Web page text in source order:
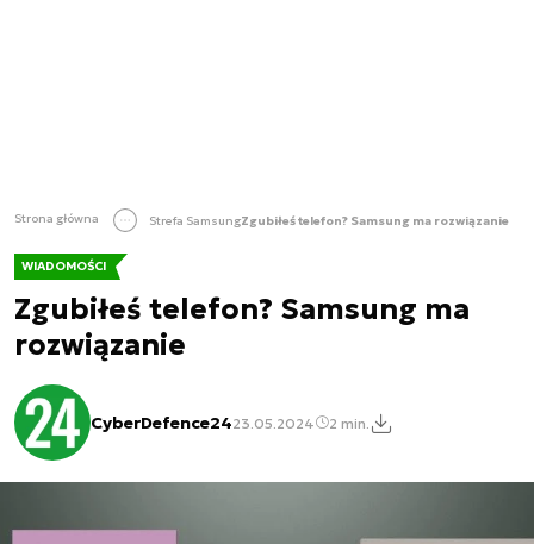
Strona główna Strefa SamsungZgubiłeś telefon? Samsung ma rozwiązanie
WIADOMOŚCI
Zgubiłeś telefon? Samsung ma
rozwiązanie
CyberDefence2423.05.2024 2 min.